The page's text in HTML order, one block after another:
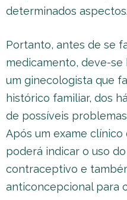
determinados aspectos.
Portanto, antes de se
medicamento, deve-
um ginecologista que
histórico familiar, dos
de possíveis
Após um exame
poderá indicar o uso
contraceptivo e
anticoncepcional para